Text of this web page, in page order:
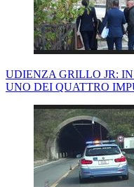
UDIENZA GRILLO JR:
UNO DEI QUATTRO